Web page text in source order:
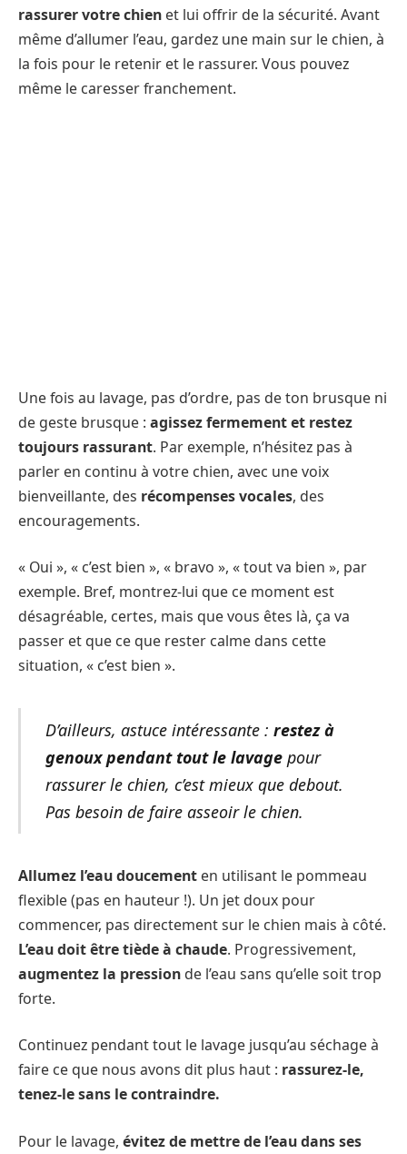
rassurer votre chien et lui offrir de la sécurité. Avant
même d’allumer l’eau, gardez une main sur le chien, à
la fois pour le retenir et le rassurer. Vous pouvez
même le caresser franchement.
Une fois au lavage, pas d’ordre, pas de ton brusque ni
de geste brusque : agissez fermement et restez
toujours rassurant. Par exemple, n’hésitez pas à
parler en continu à votre chien, avec une voix
bienveillante, des récompenses vocales, des
encouragements.
« Oui », « c’est bien », « bravo », « tout va bien », par
exemple. Bref, montrez-lui que ce moment est
désagréable, certes, mais que vous êtes là, ça va
passer et que ce que rester calme dans cette
situation, « c’est bien ».
D’ailleurs, astuce intéressante : restez à
genoux pendant tout le lavage pour
rassurer le chien, c’est mieux que debout.
Pas besoin de faire asseoir le chien.
Allumez l’eau doucement en utilisant le pommeau
flexible (pas en hauteur !). Un jet doux pour
commencer, pas directement sur le chien mais à côté.
L’eau doit être tiède à chaude. Progressivement,
augmentez la pression de l’eau sans qu’elle soit trop
forte.
Continuez pendant tout le lavage jusqu’au séchage à
faire ce que nous avons dit plus haut : rassurez-le,
tenez-le sans le contraindre.
Pour le lavage, évitez de mettre de l’eau dans ses